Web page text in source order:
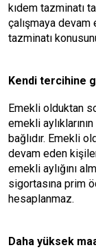
kıdem tazminatı
çalışmaya
tazminatı
Kendi tercihine
Emekli olduktan
emekli
bağlıdır. Emekli
devam eden
emekli aylığını
sigortasına prim
hesaplanmaz.
Daha yüksek